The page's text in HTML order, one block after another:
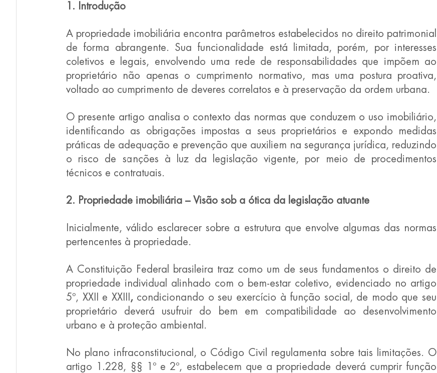
1. Introdução
A propriedade imobiliária encontra parâmetros estabelecidos no direito patrimonial
de forma abrangente. Sua funcionalidade está limitada, porém, por interesses
coletivos e legais, envolvendo uma rede de responsabilidades que impõem ao
proprietário não apenas o cumprimento normativo, mas uma postura proativa,
voltado ao cumprimento de deveres correlatos e à preservação da ordem urbana.
O presente artigo analisa o contexto das normas que conduzem o uso imobiliário,
identificando as obrigações impostas a seus proprietários e expondo medidas
práticas de adequação e prevenção que auxiliem na segurança jurídica, reduzindo
o risco de sanções à luz da legislação vigente, por meio de procedimentos
técnicos e contratuais.
2. Propriedade imobiliária – Visão sob a ótica da legislação atuante
Inicialmente, válido esclarecer sobre a estrutura que envolve algumas das normas
pertencentes à propriedade.
A Constituição Federal brasileira traz como um de seus fundamentos o direito de
propriedade individual alinhado com o bem-estar coletivo, evidenciado no artigo
5º, XXII e XXIII
, condicionando o seu exercício à função social, de modo que seu
proprietário deverá usufruir do bem em compatibilidade ao desenvolvimento
urbano e à proteção ambiental.
No plano infraconstitucional, o Código Civil regulamenta sobre tais limitações. O
artigo 1.228, §§ 1º e 2º, estabelecem que a propriedade deverá cumprir função